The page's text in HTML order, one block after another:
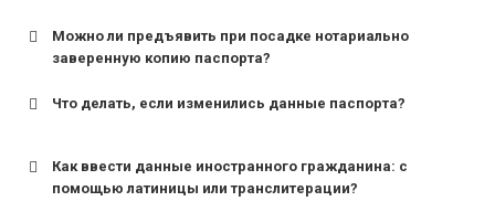
Можно ли предъявить при посадке нотариально
заверенную копию паспорта?
Что делать, если изменились данные паспорта?
Как ввести данные иностранного гражданина: с
помощью латиницы или транслитерации?